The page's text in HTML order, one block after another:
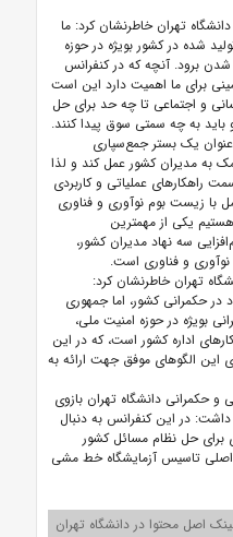
تهران خاطرنشان کرد: ما
شده در کشور بویژه در حوزه
برود. آنچه که در کنفرانس
برای ما اهمیت دارد این است
و اجتماعی تا چه حد برای حل
باید به چه سمتی سوق پیدا کنند.
یک بستر جمع‌سپاری
به مدیران کشور عمل کند و لذا
راهکارهای عملیاتی و کاربردی
با زیست بوم نوآوری و فناوری
یکی از مهمترین
سه نهاد مدیران کشور،
و فناوری است.
تهران خاطرنشان کرد:
حکمرانی کشور، اما جمهوری
بویژه در حوزه امنیت ملی،
اداره کشور است، که در این
این الگوهای موفق جهت ارائه به
و حکمرانی دانشگاه تهران بازوی
در این کنفرانس به دنبال
برای حل نظام مسائل کشور
تاسیس آزمایشگاه خط مشی
اصل محتوا در دانشگاه تهران